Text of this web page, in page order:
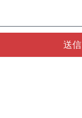
送信